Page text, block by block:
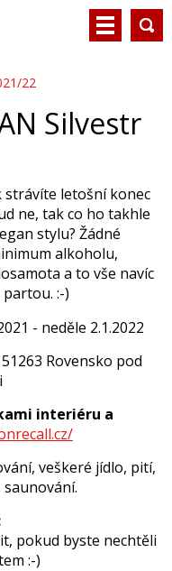
22
Silvestr
strávíte letošní konec
ne, tak co ho takhle
stylu? Žádné
alkoholu,
a to vše navíc
:-)
- neděle 2.1.2022
Rovensko pod
interiéru a
veškeré jídlo, pití,
saunování.
pokud byste nechtěli
:-)